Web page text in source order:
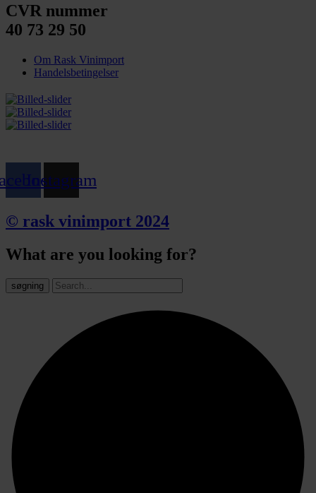
CVR nummer
40 73 29 50
Om Rask Vinimport
Handelsbetingelser
Instagram
© rask vinimport 2024
What are you looking for?
søgning